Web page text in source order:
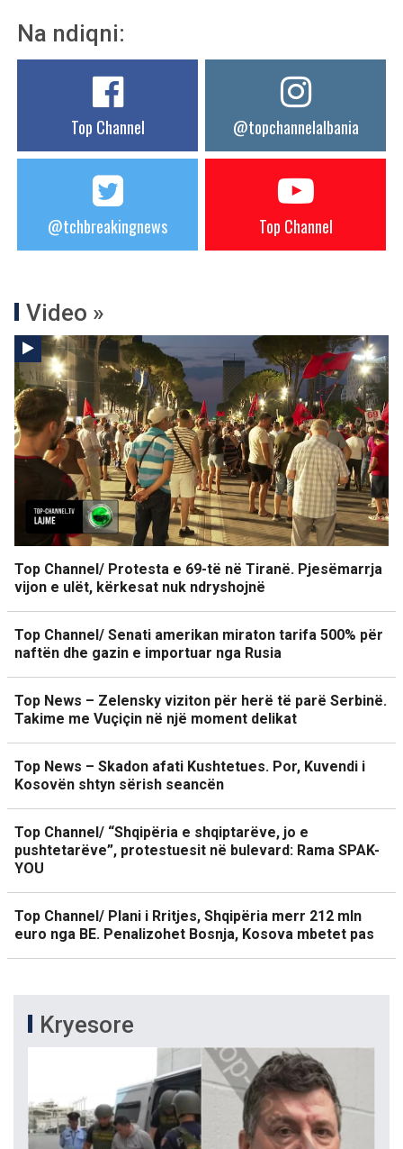
Na ndiqni:
Top Channel @topchannelalbania
@tchbreakingnews Top Channel
Video »
Top Channel/ Protesta e 69-të në Tiranë. Pjesëmarrja
vijon e ulët, kërkesat nuk ndryshojnë
Top Channel/ Senati amerikan miraton tarifa 500% për
naftën dhe gazin e importuar nga Rusia
Top News – Zelensky viziton për herë të parë Serbinë.
Takime me Vuçiçin në një moment delikat
Top News – Skadon afati Kushtetues. Por, Kuvendi i
Kosovën shtyn sërish seancën
Top Channel/ “Shqipëria e shqiptarëve, jo e
pushtetarëve”, protestuesit në bulevard: Rama SPAK-
YOU
Top Channel/ Plani i Rritjes, Shqipëria merr 212 mln
euro nga BE. Penalizohet Bosnja, Kosova mbetet pas
Kryesore